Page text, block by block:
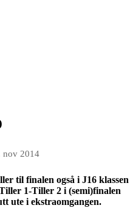
nov 2014
til finalen også i J16 klassen
1-Tiller 2 i (semi)finalen
ute i ekstraomgangen.